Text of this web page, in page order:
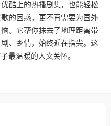
酷上的热播剧集，也能轻松
的困惑，更不再需要为国外
。它帮你抹去了地理距离带
、乡情，始终近在指尖。这
最温暖的人文关怀。